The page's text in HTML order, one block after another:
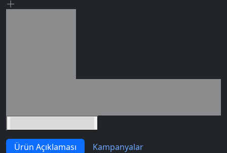
Ürün Açıklaması
Kampanyalar